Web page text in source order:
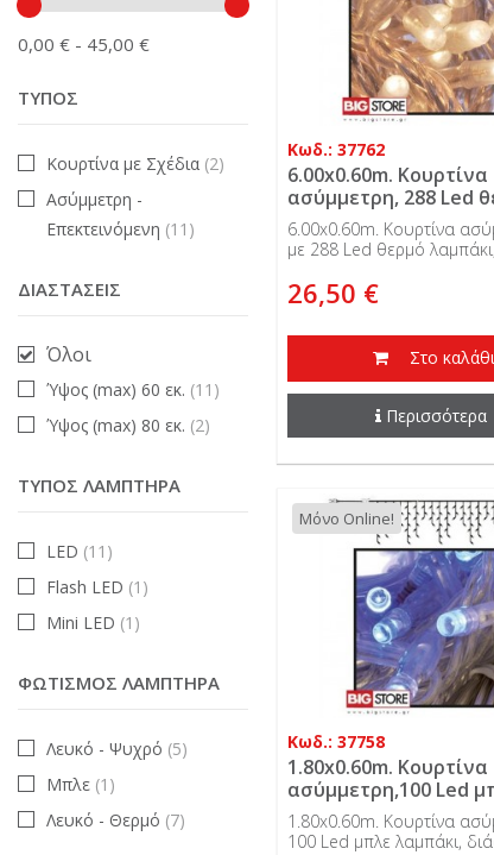
Κωδ.: 37762
6.00x0.60m. Κουρτίνα
ασύμμετρη, 288 Led
λαμπάκι, διάφανο
31V, επεκτεινόμενη
6.00x0.60m. Κουρτίνα
με 288 Led θερμό
εξωτερικής χρήσης.
26,50 €
Στο
Περισσότερα
Μόνο Online!
Κωδ.: 37758
1.80x0.60m. Κουρτίνα
ασύμμετρη,100 Led
λαμπάκι, διάφανο
31V, επεκτεινόμενη
1.80x0.60m. Κουρτίνα
100 Led μπλε λαμπάκι,
0,00 € - 45,00 €
ΤΎΠΟΣ
Κουρτίνα με Σχέδια (2)
Ασύμμετρη -
Επεκτεινόμενη (11)
ΔΙΑΣΤΆΣΕΙΣ
Όλοι
Ύψος (max) 60 εκ. (11)
Ύψος (max) 80 εκ. (2)
ΤΎΠΟΣ ΛΑΜΠΤΉΡΑ
LED (11)
Flash LED (1)
Mini LED (1)
ΦΩΤΙΣΜΌΣ ΛΑΜΠΤΉΡΑ
Λευκό - Ψυχρό (5)
Μπλε (1)
Λευκό - Θερμό (7)